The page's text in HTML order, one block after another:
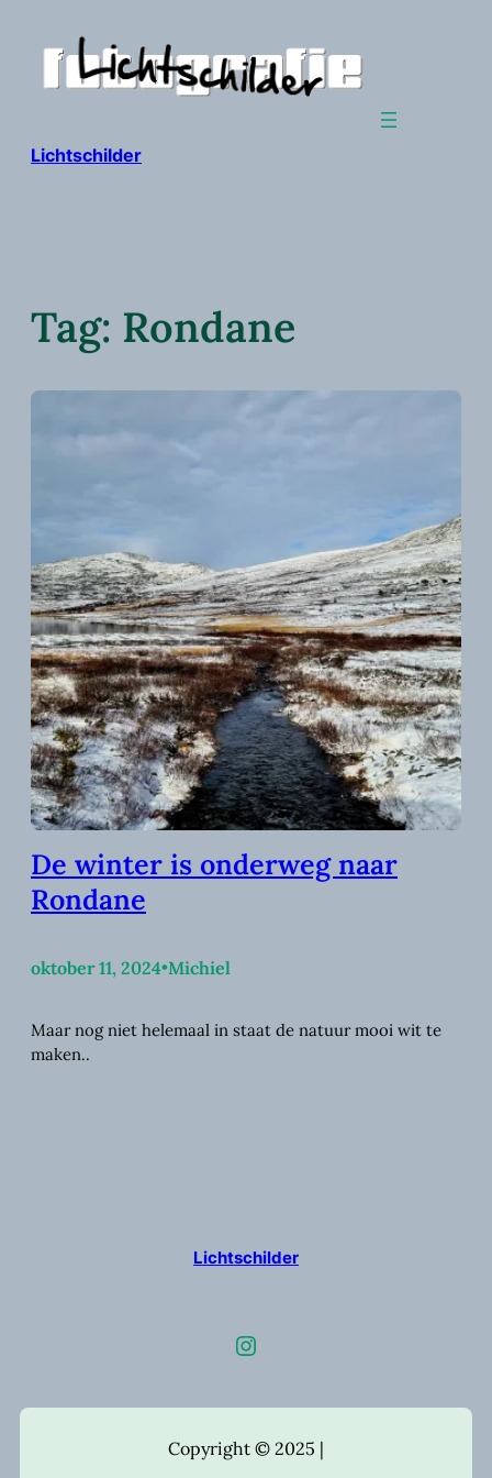
inhoud
Lichtschilder
Tag: Rondane
De winter is onderweg naar
Rondane
oktober 11, 2024•Michiel
Maar nog niet helemaal in staat de natuur mooi wit te
maken..
Lichtschilder
Instagram
Copyright © 2025 |